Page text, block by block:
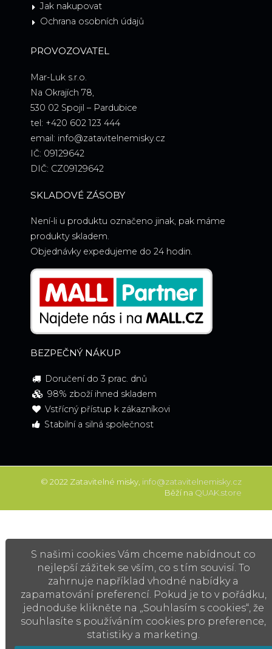
S našimi cookies Vám chceme nabídnout co
nejlepší zážitek se vším, co s tím souvisí. To
zahrnuje například vhodné nabídky a
zapamatování preferencí. Pokud je to v pořádku,
jednoduše klikněte na „Souhlasím s cookies“, že
souhlasíte s používáním cookies pro preference,
statistiky a marketing.
Jak nakupovat
Ochrana osobních údajů
PROVOZOVATEL
Mar-Luk s.r.o.
Na Okrajích 78,
530 02 Spojil – Pardubice
tel: +420 602 123 444
email: info@zatavitelnemisky.cz
IČ: 09129642
DIČ: CZ09129642
SKLADOVÉ ZÁSOBY
Není-li u produktu označeno jinak, pak máme
produkty skladem.
Objednávky expedujeme do 24 hodin.
BEZPEČNÝ NÁKUP
Doručení do 3 prac. dnů
98% zboží ihned skladem
Vstřícný přístup k zákazníkovi
Stabilní a silná společnost
© 2022 Zatavitelné misky, info@zatavitelnemisky.cz
Běží na QUAK.store